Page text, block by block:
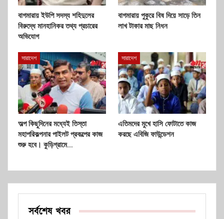
বাগমারায় ইউপি সদস্য শহিদুলের
বিরুদ্ধে মানহানিকর তথ্য প্রচারের
অভিযোগ
বাগমারায় পুকুরে বিষ দিয়ে সাড়ে তিন
লাখ টাকার মাছ নিধন
সারাদেশ
অল্প কিছুদিনের মধ্যেই তিস্তা
মহাপরিকল্পনার পাইলট প্রকল্পের কাজ
শুরু হবে। কুড়িগ্রামে…
সারাদেশ
এতিমদের মুখে হাসি ফোটাতে কাজ
করছে এবিজি ফাউন্ডেশন
সর্বশেষ খবর